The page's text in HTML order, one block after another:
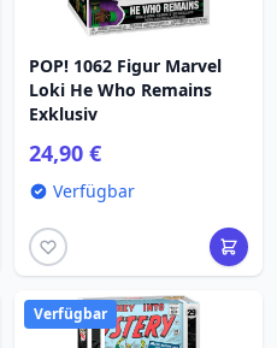
POP! 1062 Figur Marvel
Loki He Who Remains
Exklusiv
24,90 €
Verfügbar
Verfügbar